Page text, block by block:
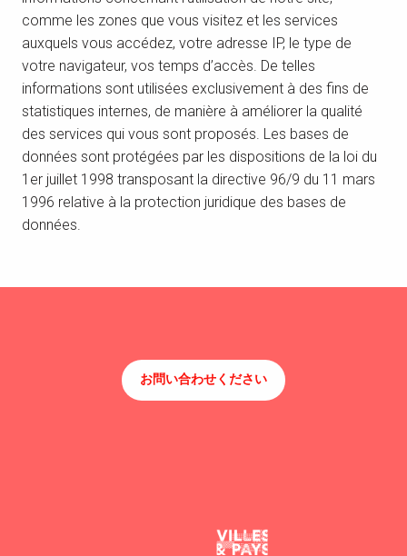
comme les zones que vous visitez et les services
auxquels vous accédez, votre adresse IP, le type de
votre navigateur, vos temps d’accès. De telles
informations sont utilisées exclusivement à des fins de
statistiques internes, de manière à améliorer la qualité
des services qui vous sont proposés. Les bases de
données sont protégées par les dispositions de la loi du
1er juillet 1998 transposant la directive 96/9 du 11 mars
1996 relative à la protection juridique des bases de
données.
お問い合わせください